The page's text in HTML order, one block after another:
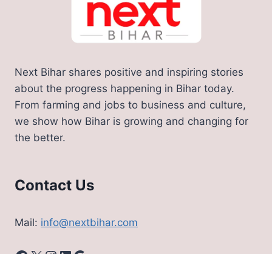
Next Bihar shares positive and inspiring stories
about the progress happening in Bihar today.
From farming and jobs to business and culture,
we show how Bihar is growing and changing for
the better.
Contact Us
Mail: info@nextbihar.com